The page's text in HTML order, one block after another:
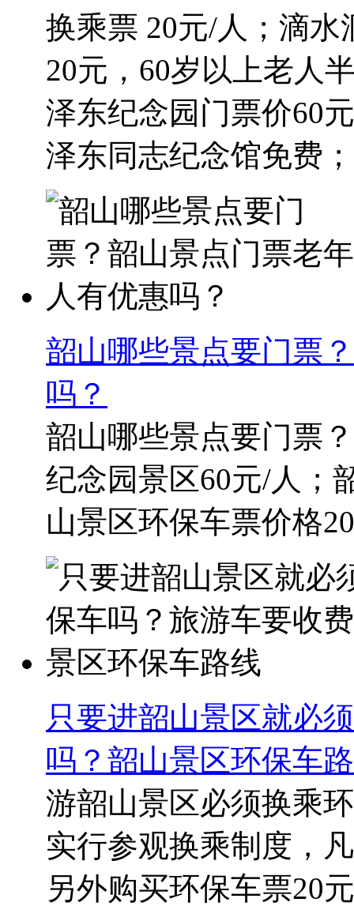
换乘票 20元/人；滴
20元，60岁以上老人
泽东纪念园门票价60
泽东同志纪念馆免费
韶山哪些景点要门票
吗？
韶山哪些景点要门票
纪念园景区60元/人；
山景区环保车票价格
只要进韶山景区就必
吗？韶山景区环保车
游韶山景区必须换乘
实行参观换乘制度，
另外购买环保车票20